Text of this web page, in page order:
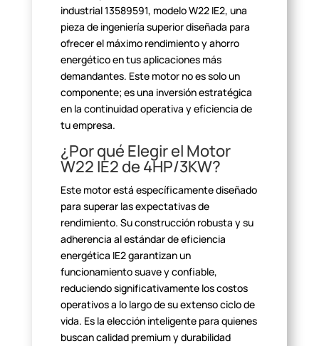
industrial 13589591, modelo W22 IE2, una
pieza de ingeniería superior diseñada para
ofrecer elmáximo rendimiento y ahorro
energético en tus aplicaciones más
demandantes. Este motor no es solo un
componente; es una inversión estratégica
en la continuidad operativa y eficiencia de
tu empresa.
¿Por qué Elegir el Motor
W22 IE2 de 4HP/3KW?
Este motor está específicamente diseñado
para superar lasexpectativas de
rendimiento. Su construcción robusta y su
adherencia alestándar de eficiencia
energética IE2 garantizan un
funcionamiento suave yconfiable,
reduciendo significativamente los costos
operativos a lo largo desu extenso ciclo de
vida. Es la elección inteligente para quienes
buscancalidad premium y durabilidad